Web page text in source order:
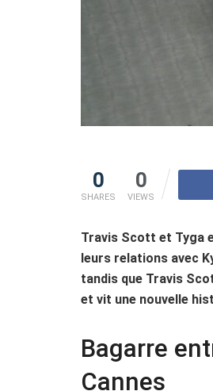
0
SHARES
0
VIEWS
Travis Scott et Tyga
leurs relations avec
tandis que Travis
et vit une nouvelle
Bagarre
Cannes